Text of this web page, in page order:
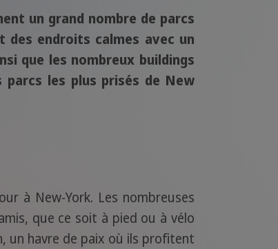
un grand nombre de parcs
endroits calmes avec un
que les nombreux buildings
les plus prisés de New
à New-York. Les nombreuses
que ce soit à pied ou à vélo
un havre de paix où ils profitent